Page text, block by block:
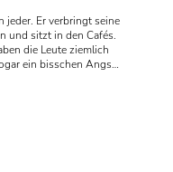
jeder. Er verbringt seine
und sitzt in den Cafés.
die Leute ziemlich
ein bisschen Angst.